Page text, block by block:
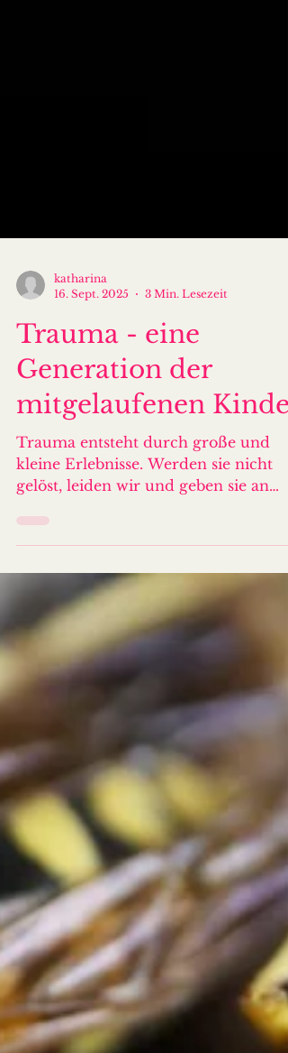
16. Sept. 2025
3 Min. Lesezeit
Trauma - eine
Generation der
mitgelaufenen Kinder
Trauma entsteht durch große und
gelöst, leiden wir und geben sie an